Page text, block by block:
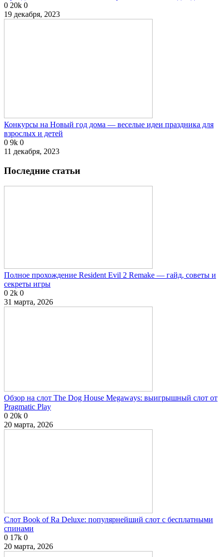
0 20k 0
19 декабря, 2023
Конкурсы на Новый год дома — веселые идеи праздника для
взрослых и детей
0 9k 0
11 декабря, 2023
Последние статьи
Полное прохождение Resident Evil 2 Remake — гайд, советы и
секреты игры
0 2k 0
31 марта, 2026
Обзор на слот The Dog House Megaways: выигрышный слот от
Pragmatic Play
0 20k 0
20 марта, 2026
Слот Book of Ra Deluxe: популярнейший слот с бесплатными
спинами
0 17k 0
20 марта, 2026